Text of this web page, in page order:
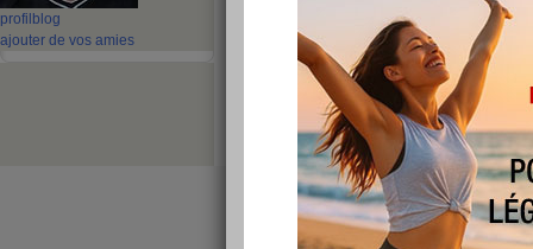
profil blog
ajouter de vos amies
On se repose ma belle..... avant
Pour tout te dire j’emmène zom
courageuse n’est ce pas ? Car
rien, va bientôt ressembler à un
falloir que je le traine (pas par les
les frictions de Panthène) en lui
récompense.